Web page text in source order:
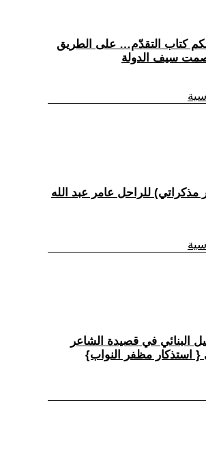
كتاب التقدّم… على الطريق
سيف الدولة
مذكراتي) للراحل عامر عبد الله
البنائي في قصيدة الشاعر
{ استذكار مظفر النواب}